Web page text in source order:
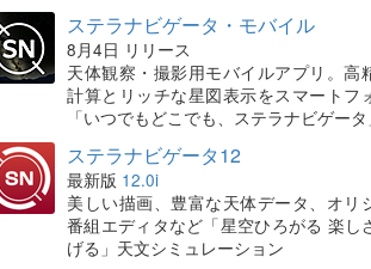
ステラナビゲータ・モバイル
8月4日 リリース
天体観察・撮影用モバイルアプリ。高
計算とリッチな星図表示をスマートフ
「いつでもどこでも、ステラナビゲータ
ステラナビゲータ12
最新版 12.0i
美しい描画、豊富な天体データ、オリ
番組エディタなど「星空ひろがる 楽し
げる」天文シミュレーション